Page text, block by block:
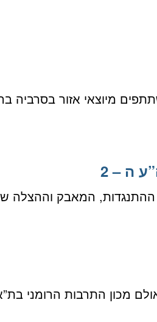
מאות משתתפים מיוצאי אזור
ה – 2
ההתנגדות, המאבק
באולם מכון התרבות